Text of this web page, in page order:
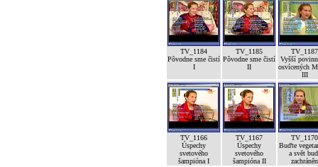
TV_1184
Pôvodne sme čistí
I
TV_1185
Pôvodne sme čistí
II
TV_1187
Vyšší
osvícených
III
TV_1166
Úspechy
svetového
šampióna I
TV_1167
Úspechy
svetového
šampióna II
TV_1170
Buďte
a svět
zachráněn